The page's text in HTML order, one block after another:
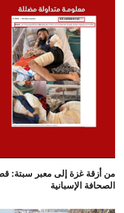
من أزقة غزة إلى معبر سبتة:
الصحافة الإسبانية